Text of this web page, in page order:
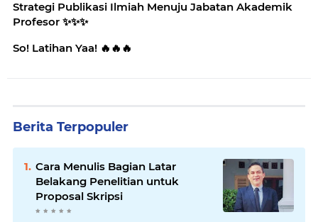
Strategi Publikasi Ilmiah Menuju Jabatan Akademik
Profesor ✨️✨️✨️
So! Latihan Yaa! 🔥🔥🔥
Berita Terpopuler
Cara Menulis Bagian Latar
Belakang Penelitian untuk
Proposal Skripsi